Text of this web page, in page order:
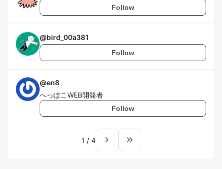
Follow
@bird_00a381
Follow
@en8
へっぽこWEB開発者
Follow
1 / 4 navigate_next keyboard_double_arrow_right